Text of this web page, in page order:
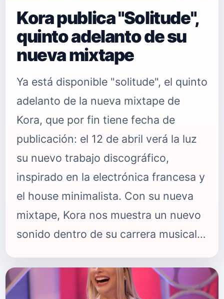
Kora publica "Solitude",
quinto adelanto de su
nueva mixtape
Ya está disponible "solitude", el quinto
adelanto de la nueva mixtape de
Kora, que por fin tiene fecha de
publicación: el 12 de abril verá la luz
su nuevo trabajo discográfico,
inspirado en la electrónica francesa y
el house minimalista. Con su nueva
mixtape, Kora nos muestra un nuevo
sonido dentro de su carrera musical,
sin perder de vista su faceta íntima.
Previamente, pudimos escuchar sus